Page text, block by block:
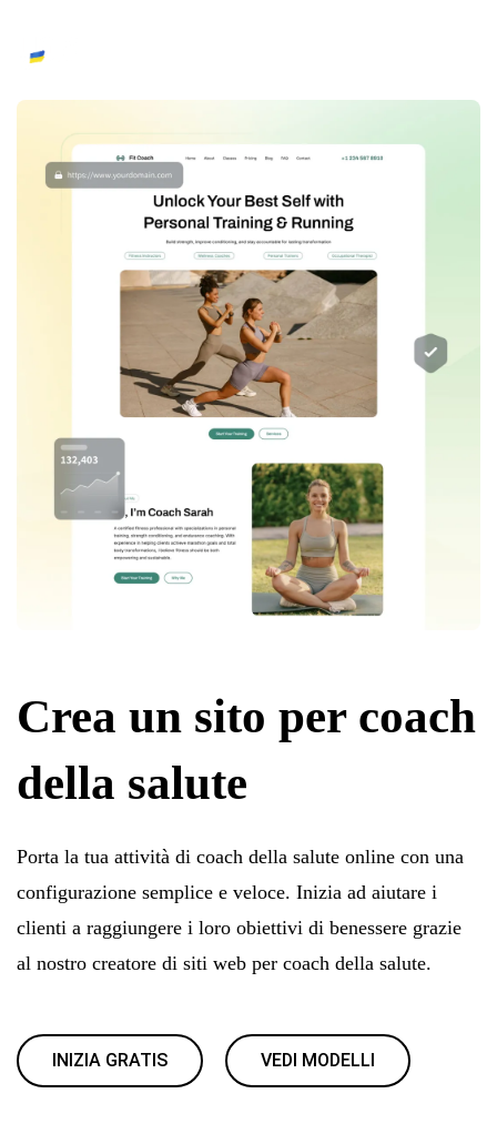
Crea un sito per coach
della salute
Porta la tua attività di coach della salute online con una
configurazione semplice e veloce. Inizia ad aiutare i
clienti a raggiungere i loro obiettivi di benessere grazie
al nostro creatore di siti web per coach della salute.
INIZIA GRATIS VEDI MODELLI